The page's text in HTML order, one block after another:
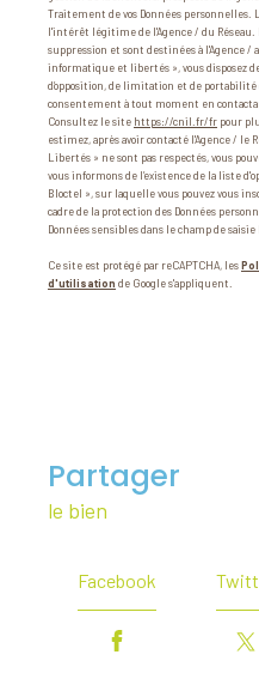
Traitement de vos Données
l'intérêt légitime de l'Agence / du Réseau.
suppression et sont destinées à l'Agence /
informatique et libertés », vous disposez
d’opposition, de limitation et de portabilité
consentement à tout moment en
Consultez le site https://cnil.fr/fr pour
estimez, après avoir contacté l'Agence / le
Libertés » ne sont pas respectés, vous
vous informons de l’existence de la liste
Bloctel », sur laquelle vous pouvez vous
cadre de la protection des Données
Données sensibles dans le champ de saisie
Ce site est protégé par reCAPTCHA, les
d'utilisation de Google s'appliquent.
partager
le bien
Facebook